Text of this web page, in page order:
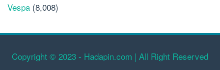
Vespa (8,008)
Copyright © 2023 - Hadapin.com | All Right Reserved